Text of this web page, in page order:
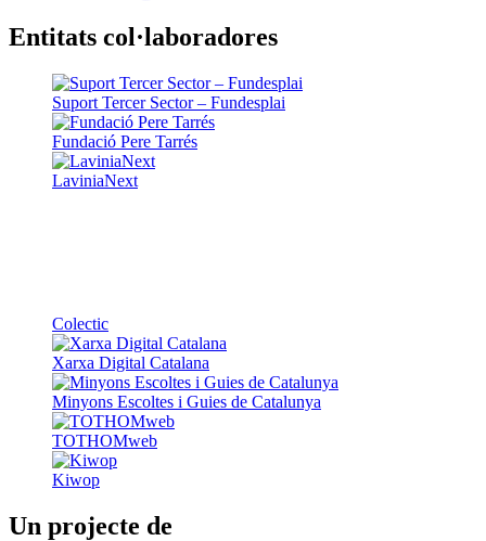
Entitats col·laboradores
Suport Tercer Sector – Fundesplai
Fundació Pere Tarrés
LaviniaNext
Colectic
Xarxa Digital Catalana
Minyons Escoltes i Guies de Catalunya
TOTHOMweb
Kiwop
Un projecte de